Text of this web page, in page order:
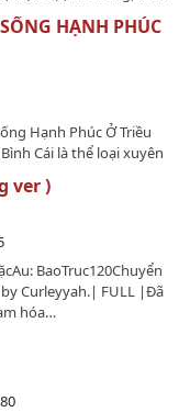
Ý CỦA TÁC GIẢ, VUI
một sự cố máy bay có
Gia bị đoạt quyền bất
đứa cháu trai họ
lẫn tinh thần. Ai quy
những ngày tháng
phải từng bước đoạt lại
Tô Gia ta không thị uy
trôi nước mặc người
binh-
chi-to-gia/…
HẠNH PHÚC
Hạnh Phúc Ở Triều
Cái là thể loại xuyên
được cha mẹ yêu
thì lại được chồng yêu
vừa sinh ra thì cha mẹ
có khắc nàng nữa hay
thế nào? Mời các bạn
ver )
BaoTruc120Chuyển
Curleyyah.| FULL |Đã
hóa…
80